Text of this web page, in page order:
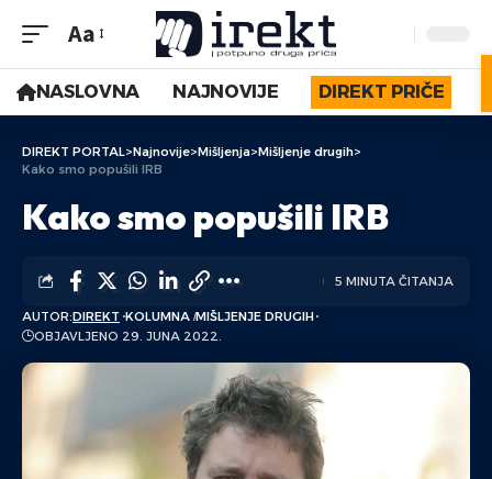
Aa
NASLOVNA NAJNOVIJE DIREKT PRIČE
DIREKT PORTAL>Najnovije>Mišljenja>Mišljenje drugih>
Kako smo popušili IRB
Kako smo popušili IRB
AUTOR:DIREKT KOLUMNA MIŠLJENJE DRUGIH
OBJAVLJENO 29. JUNA 2022.
5 MINUTA ČITANJA